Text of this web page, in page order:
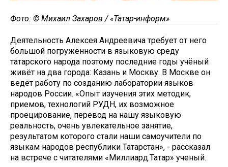
Фото: © Михаил Захаров / «Татар-информ»
Деятельность Алексея Андреевича требует от него
большой погружённости в языковую среду
татарского народа поэтому последние годы учёный
живёт на два города: Казань и Москву. В Москве он
ведёт работу по созданию лаборатории языков
народов России. «Опыт изучения этих методик,
приемов, технологий РУДН, их возможное
проецирование, перевод на нашу языковую
реальность, очень увлекательное занятие,
результатом которого стали наши самоучители по
языкам народов республики Татарстан», - рассказал
на встрече с читателями «Миллиард.Татар» ученый.